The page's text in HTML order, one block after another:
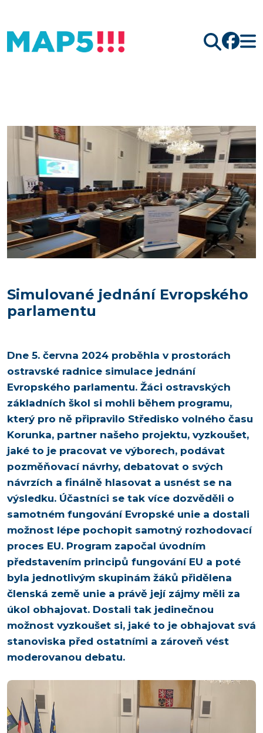
Simulované jednání Evropského
parlamentu
Dne 5. června 2024 proběhla v prostorách
ostravské radnice simulace jednání
Evropského parlamentu. Žáci ostravských
základních škol si mohli během programu,
který pro ně připravilo Středisko volného času
Korunka, partner našeho projektu, vyzkoušet,
jaké to je pracovat ve výborech, podávat
pozměňovací návrhy, debatovat o svých
návrzích a finálně hlasovat a usnést se na
výsledku. Účastníci se tak více dozvěděli o
samotném fungování Evropské unie a dostali
možnost lépe pochopit samotný rozhodovací
proces EU. Program započal úvodním
představením principů fungování EU a poté
byla jednotlivým skupinám žáků přidělena
členská země unie a právě její zájmy měli za
úkol obhajovat. Dostali tak jedinečnou
možnost vyzkoušet si, jaké to je obhajovat svá
stanoviska před ostatními a zároveň vést
moderovanou debatu.